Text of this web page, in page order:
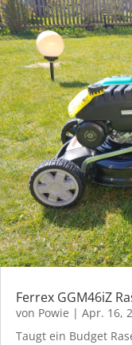
Ferrex GGM46iZ
von Powie | Apr. 16,
Taugt ein Budget